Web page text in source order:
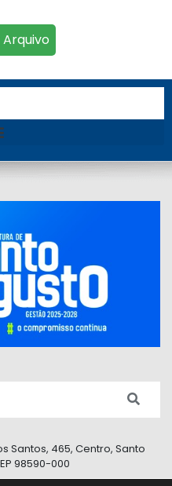
Santos, 465, Centro, Santo
98590-000